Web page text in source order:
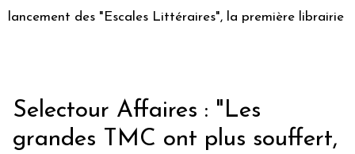
des "Escales Littéraires", la première librairie du
Selectour Affaires : "Les
grandes TMC ont plus souffert,